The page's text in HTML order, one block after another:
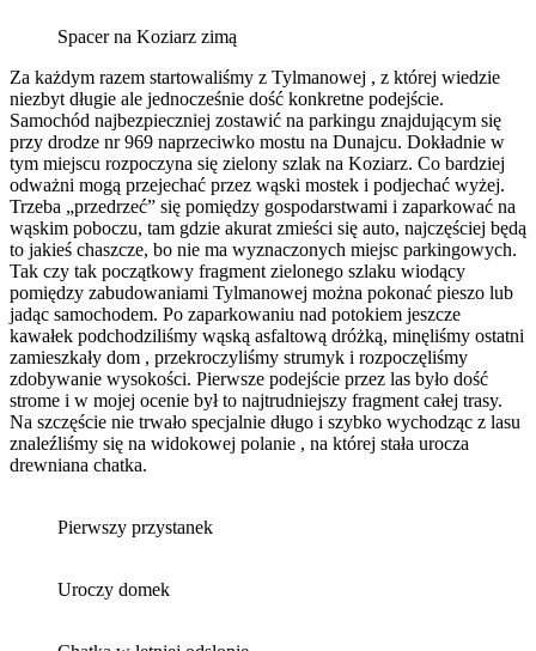
Spacer na Koziarz zimą
Za każdym razem startowaliśmy z Tylmanowej , z której wiedzie
niezbyt długie ale jednocześnie dość konkretne podejście.
Samochód najbezpieczniej zostawić na parkingu znajdującym się
przy drodze nr 969 naprzeciwko mostu na Dunajcu. Dokładnie w
tym miejscu rozpoczyna się zielony szlak na Koziarz. Co bardziej
odważni mogą przejechać przez wąski mostek i podjechać wyżej.
Trzeba „przedrzeć” się pomiędzy gospodarstwami i zaparkować na
wąskim poboczu, tam gdzie akurat zmieści się auto, najczęściej będą
to jakieś chaszcze, bo nie ma wyznaczonych miejsc parkingowych.
Tak czy tak początkowy fragment zielonego szlaku wiodący
pomiędzy zabudowaniami Tylmanowej można pokonać pieszo lub
jadąc samochodem. Po zaparkowaniu nad potokiem jeszcze
kawałek podchodziliśmy wąską asfaltową dróżką, minęliśmy ostatni
zamieszkały dom , przekroczyliśmy strumyk i rozpoczęliśmy
zdobywanie wysokości. Pierwsze podejście przez las było dość
strome i w mojej ocenie był to najtrudniejszy fragment całej trasy.
Na szczęście nie trwało specjalnie długo i szybko wychodząc z lasu
znaleźliśmy się na widokowej polanie , na której stała urocza
drewniana chatka.
Pierwszy przystanek
Uroczy domek